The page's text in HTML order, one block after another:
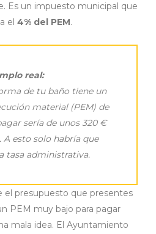
Es un impuesto municipal que
el 4% del PEM.
real:
de tu baño tiene un
material (PEM) de
sería de unos 320 €
A esto solo habría que
tasa administrativa.
el presupuesto que presentes
PEM muy bajo para pagar
mala idea. El Ayuntamiento